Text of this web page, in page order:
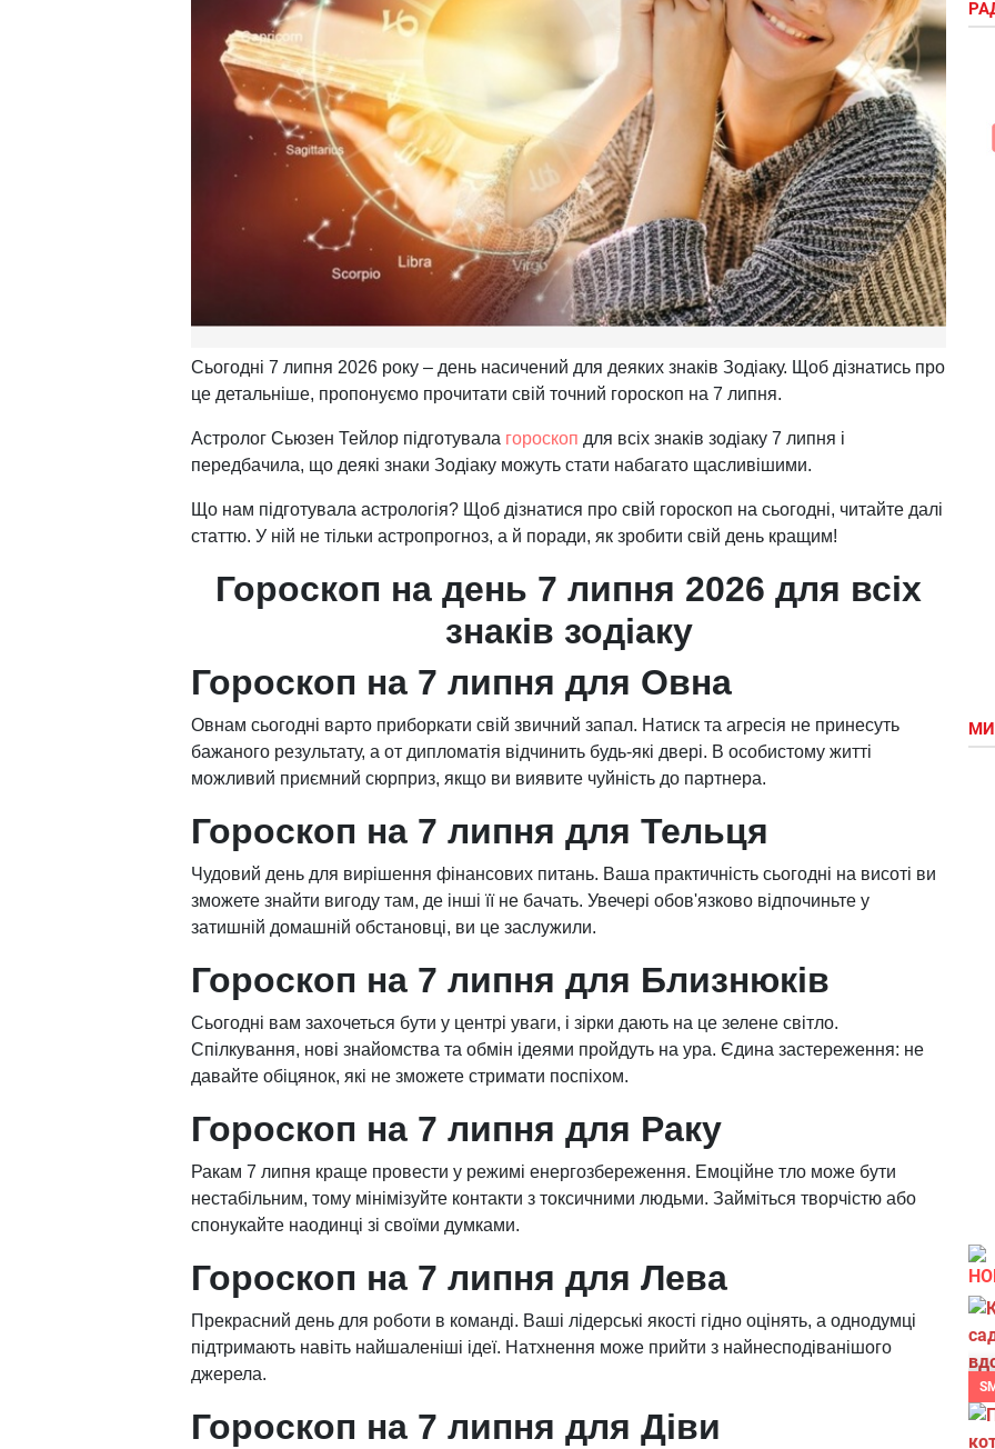
Сьогодні 7 липня 2026 року – день насичений для деяких знаків Зодіаку. Щоб дізнатись про
це детальніше, пропонуємо прочитати свій точний гороскоп на 7 липня.
Астролог Сьюзен Тейлор підготувала гороскоп для всіх знаків зодіаку 7 липня і
передбачила, що деякі знаки Зодіаку можуть стати набагато щасливішими.
Що нам підготувала астрологія? Щоб дізнатися про свій гороскоп на сьогодні, читайте далі
статтю. У ній не тільки астропрогноз, а й поради, як зробити свій день кращим!
Гороскоп на день 7 липня 2026 для всіх
знаків зодіаку
Гороскоп на 7 липня для Овна
Овнам сьогодні варто приборкати свій звичний запал. Натиск та агресія не принесуть
бажаного результату, а от дипломатія відчинить будь-які двері. В особистому житті
можливий приємний сюрприз, якщо ви виявите чуйність до партнера.
Гороскоп на 7 липня для Тельця
Чудовий день для вирішення фінансових питань. Ваша практичність сьогодні на висоті ви
зможете знайти вигоду там, де інші її не бачать. Увечері обов'язково відпочиньте у
затишній домашній обстановці, ви це заслужили.
Гороскоп на 7 липня для Близнюків
Сьогодні вам захочеться бути у центрі уваги, і зірки дають на це зелене світло.
Спілкування, нові знайомства та обмін ідеями пройдуть на ура. Єдина застереження: не
давайте обіцянок, які не зможете стримати поспіхом.
Гороскоп на 7 липня для Раку
Ракам 7 липня краще провести у режимі енергозбереження. Емоційне тло може бути
нестабільним, тому мінімізуйте контакти з токсичними людьми. Займіться творчістю або
спонукайте наодинці зі своїми думками.
Гороскоп на 7 липня для Лева
Прекрасний день для роботи в команді. Ваші лідерські якості гідно оцінять, а однодумці
підтримають навіть найшаленіші ідеї. Натхнення може прийти з найнесподіванішого
джерела.
Гороскоп на 7 липня для Діви